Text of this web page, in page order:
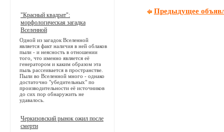
Предыдущее
"Красный квадрат":
морфологическая загадка
Вселенной
Одной из загадок Вселенной
является факт наличия в ней облаков
пыли - и неясность в отношении
того, что именно является её
генератором и каким образом эта
пыль рассеивается в пространстве.
Пыли во Вселенной много - однако
достаточно "убедительных" по
производительности её источников
до сих пор обнаружить не
удавалось.
Черкизовский рынок ожил после
смерти